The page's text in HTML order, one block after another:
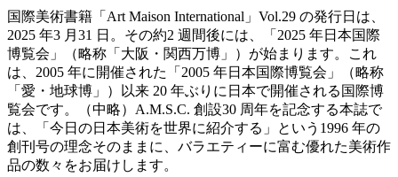
国際美術書籍「Art Maison International」Vol.29 の発行日は、
2025 年3 月31 日。その約2 週間後には、「2025 年日本国際
博覧会」（略称「大阪・関西万博」）が始まります。これ
は、2005 年に開催された「2005 年日本国際博覧会」（略称
「愛・地球博」）以来 20 年ぶりに日本で開催される国際博
覧会です。（中略）A.M.S.C. 創設30 周年を記念する本誌で
は、「今日の日本美術を世界に紹介する」という1996 年の
創刊号の理念そのままに、バラエティーに富む優れた美術作
品の数々をお届けします。